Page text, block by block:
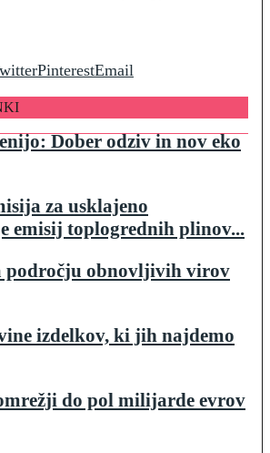
PinterestEmail
Dober odziv in nov eko
za usklajeno
emisij toplogrednih plinov...
področju obnovljivih virov
izdelkov, ki jih najdemo
do pol milijarde evrov